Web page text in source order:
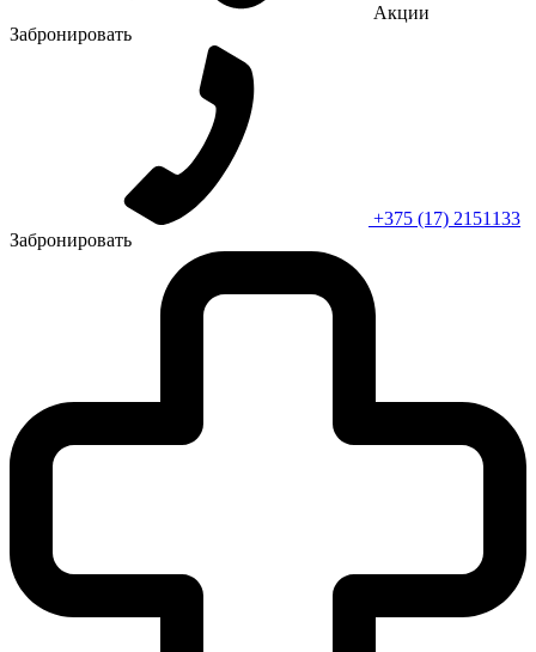
Акции
Забронировать
+375 (17) 2151133
Забронировать